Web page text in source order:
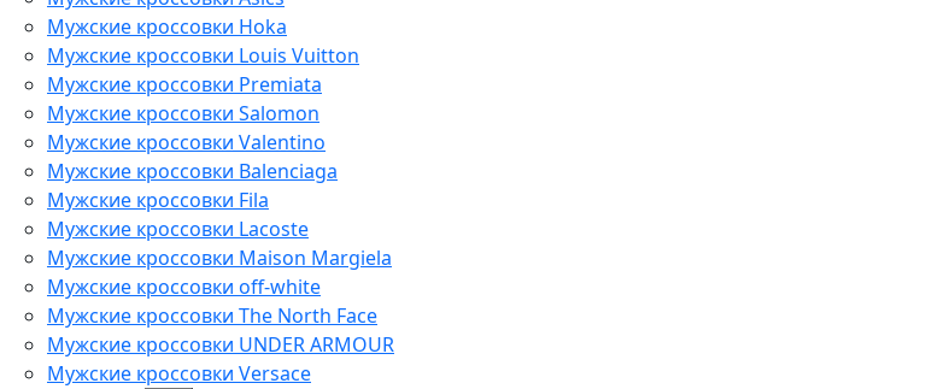
Мужские кроссовки Hoka
Мужские кроссовки Louis Vuitton
Мужские кроссовки Premiata
Мужские кроссовки Salomon
Мужские кроссовки Valentino
Мужские кроссовки Balenciaga
Мужские кроссовки Fila
Мужские кроссовки Lacoste
Мужские кроссовки Maison Margiela
Мужские кроссовки off-white
Мужские кроссовки The North Face
Мужские кроссовки UNDER ARMOUR
Мужские кроссовки Versace